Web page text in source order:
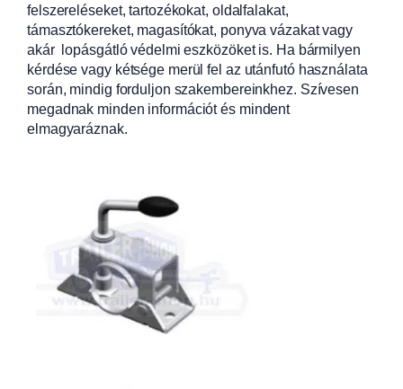
felszereléseket, tartozékokat, oldalfalakat,
támasztókereket, magasítókat, ponyva vázakat vagy
akár lopásgátló védelmi eszközöket is. Ha bármilyen
kérdése vagy kétsége merül fel az utánfutó használata
során, mindig forduljon szakembereinkhez. Szívesen
megadnak minden információt és mindent
elmagyaráznak.